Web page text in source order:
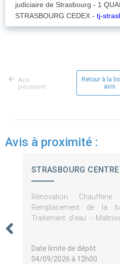
judiciaire de Strasbourg - 1
STRASBOURG CEDEX - tj-
Avis
précédent
Retour à la
avis
Avis à proximité :
STRASBOURG
Rénovation
Remplacement de la
Traitement d'eau -
Date limite de dépôt :
04/09/2026 à 12h00